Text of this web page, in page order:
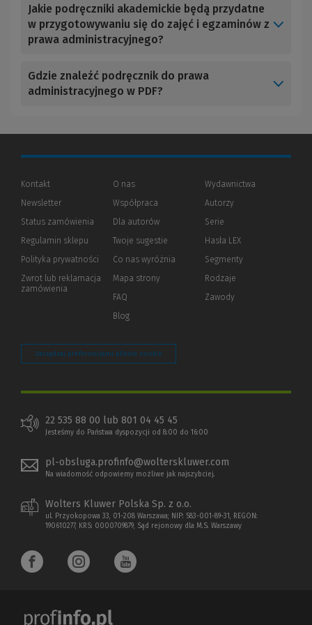
Jakie podręczniki akademickie będą przydatne
w przygotowywaniu się do zajęć i egzaminów z
prawa administracyjnego?
Gdzie znaleźć podręcznik do prawa
administracyjnego w PDF?
Kontakt
Newsletter
Status zamówienia
Regulamin sklepu
Polityka prywatności (Nowe
(Link
innej
Zwrot lub reklamacja
zamówienia
O nas
Współpraca
Dla autorów(Nowe
(Link
innej
strony)
Twoje sugestie
Co nas wyróżnia
Mapa strony
FAQ
Blog
Wydawnictwa
Autorzy
Serie
Hasła LEX
Segmenty
Rodzaje
Zawody
Zarządzaj preferencjami plików cookie
22 535 88 00 lub 801 04 45 45
Jesteśmy do Państwa dyspozycji od 8:00 do 16:00
pl-obsluga.profinfo@wolterskluwer.com
Na wiadomość odpowiemy możliwe jak najszybciej.
Wolters Kluwer Polska Sp. z o.o.
ul. Przyokopowa 33, 01-208 Warszawa; NIP: 583-001-89-31, REGON:
190610277, KRS: 0000709879, Sąd rejonowy dla M.S. Warszawy